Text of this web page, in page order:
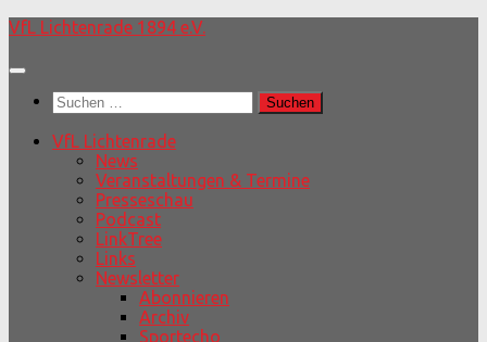
Unter
Inhalt
VfL Lichtenrade 1894 e.V.
Suchen
nach:
VfL Lichtenrade
News
Veranstaltungen & Termine
Presseschau
Podcast
LinkTree
Links
Newsletter
Abonnieren
Archiv
Sportecho